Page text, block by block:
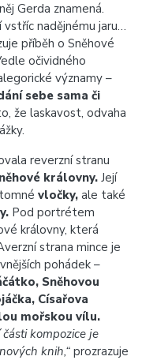
Gerda znamená.
nadějnému jaru…
příběh o Sněhové
očividného
významy –
sebe sama či
že laskavost, odvaha
reverzní stranu
královny. Její
vločky, ale také
Pod portrétem
královny, která
strana mince je
pohádek –
Sněhovou
Císařova
mořskou vílu.
kompozice je
knih,“ prozrazuje